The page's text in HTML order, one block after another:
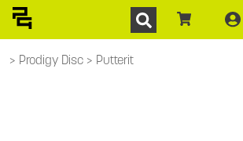
Prodigy Disc Putterit